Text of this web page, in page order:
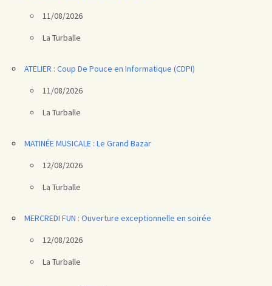
11/08/2026
La Turballe
ATELIER : Coup De Pouce en Informatique (CDPI)
11/08/2026
La Turballe
MATINÉE MUSICALE : Le Grand Bazar
12/08/2026
La Turballe
MERCREDI FUN : Ouverture exceptionnelle en soirée
12/08/2026
La Turballe